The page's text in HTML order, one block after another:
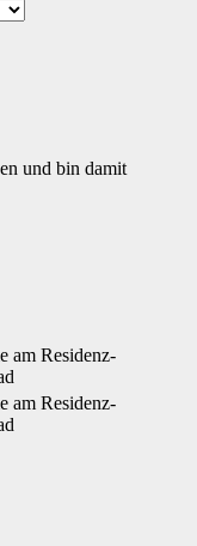
und bin damit
am Residenz-
am Residenz-